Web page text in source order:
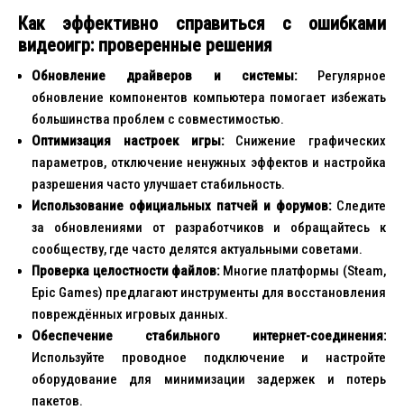
Как эффективно справиться с ошибками
видеоигр: проверенные решения
Обновление драйверов и системы:Регулярное
обновление компонентов компьютера помогает избежать
большинства проблем с совместимостью.
Оптимизация настроек игры:Снижение графических
параметров, отключение ненужных эффектов и настройка
разрешения часто улучшает стабильность.
Использование официальных патчей и форумов:Следите
за обновлениями от разработчиков и обращайтесь к
сообществу, где часто делятся актуальными советами.
Проверка целостности файлов:Многие платформы (Steam,
Epic Games) предлагают инструменты для восстановления
повреждённых игровых данных.
Обеспечение стабильного интернет-соединения:
Используйте проводное подключение и настройте
оборудование для минимизации задержек и потерь
пакетов.